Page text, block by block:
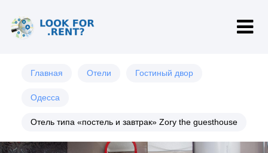
Главная Отели Гостиный двор
Одесса
Отель типа «постель и завтрак» Zory the guesthouse